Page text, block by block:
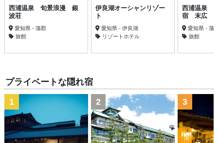
西浦温泉 旬景浪漫 銀
波荘
愛知県 - 蒲郡
旅館
伊良湖オーシャンリゾー
ト
愛知県 - 伊良湖
リゾートホテル
西浦温泉
宿 末広
愛知県 - 蒲
旅館
プライベートな隠れ宿
1 2 3